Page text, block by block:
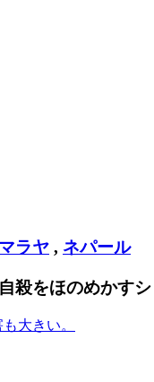
ラヤ , ネパール
殺をほのめかす
大きい。